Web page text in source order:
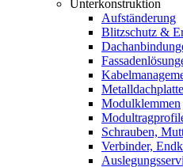
Unterkonstruktion
Aufständerung
Blitzschutz &
Modulklemmen
Schrauben,
Verbinder,